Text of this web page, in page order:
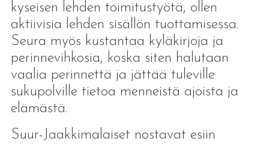
kyseisen lehden toimitustyötä, ollen
aktiivisia lehden sisällön tuottamisessa.
Seura myös kustantaa kyläkirjoja ja
perinnevihkosia, koska siten halutaan
vaalia perinnettä ja jättää tuleville
sukupolville tietoa menneistä ajoista ja
elämästä.
Suur-Jaakkimalaiset nostavat esiin